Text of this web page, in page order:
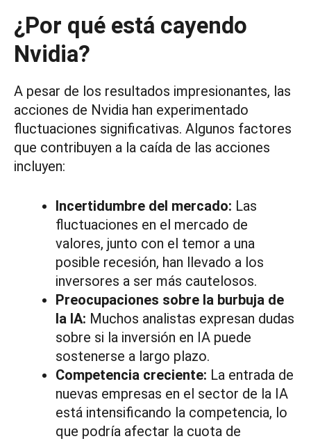
¿Por qué está cayendo
Nvidia?
A pesar de los resultados impresionantes, las
acciones de Nvidia han experimentado
fluctuaciones significativas. Algunos factores
que contribuyen a la caída de las acciones
incluyen:
Incertidumbre del mercado: Las
fluctuaciones en el mercado de
valores, junto con el temor a una
posible recesión, han llevado a los
inversores a ser más cautelosos.
Preocupaciones sobre la burbuja de
la IA: Muchos analistas expresan dudas
sobre si la inversión en IA puede
sostenerse a largo plazo.
Competencia creciente: La entrada de
nuevas empresas en el sector de la IA
está intensificando la competencia, lo
que podría afectar la cuota de